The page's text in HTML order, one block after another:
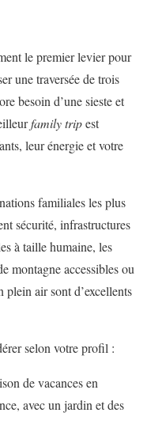
le premier levier pour
une traversée de trois
besoin d’une sieste et
family tripest
leur énergie et votre
familiales les plus
sécurité, infrastructures
à taille humaine, les
montagne accessibles ou
plein air sont d’excellents
selon votre profil :
de vacances en
avec un jardin et des